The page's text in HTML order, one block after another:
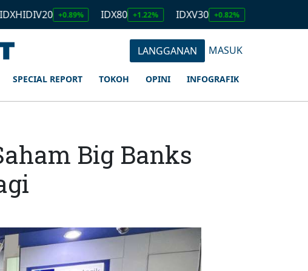
+0.89% IDX80 +1.22% IDXV30 +0.82% IDXQ30
LANGGANAN MASUK
SPECIAL REPORT TOKOH OPINI INFOGRAFIK
Big Banks